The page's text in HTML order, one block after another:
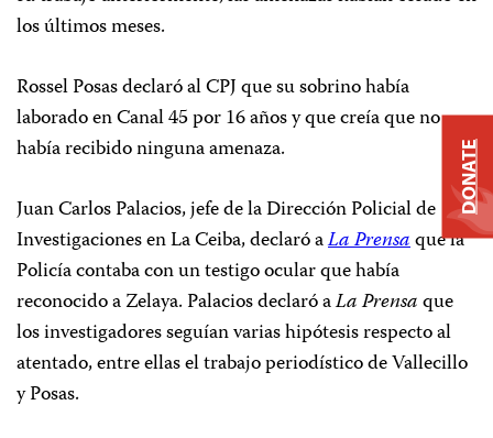
los últimos meses.
Rossel Posas declaró al CPJ que su sobrino había
laborado en Canal 45 por 16 años y que creía que no
había recibido ninguna amenaza.
Juan Carlos Palacios, jefe de la Dirección Policial de
Investigaciones en La Ceiba, declaró aLa Prensaque la
Policía contaba con un testigo ocular que había
reconocido a Zelaya. Palacios declaró aLa Prensaque
los investigadores seguían varias hipótesis respecto al
atentado, entre ellas el trabajo periodístico de Vallecillo
y Posas.
DONATE